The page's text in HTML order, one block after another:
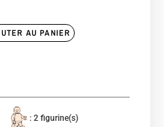
AU PANIER
: 2 figurine(s)